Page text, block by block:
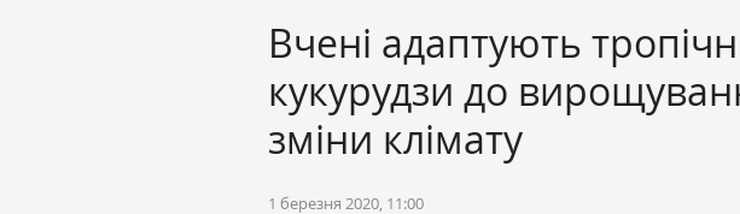
Вчені адаптують
кукурудзи до
зміни клімату
1 березня 2020, 11:00